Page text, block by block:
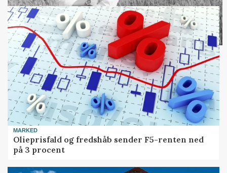
MARKED
Olieprisfald og fredshåb sender F5-renten ned
på 3 procent